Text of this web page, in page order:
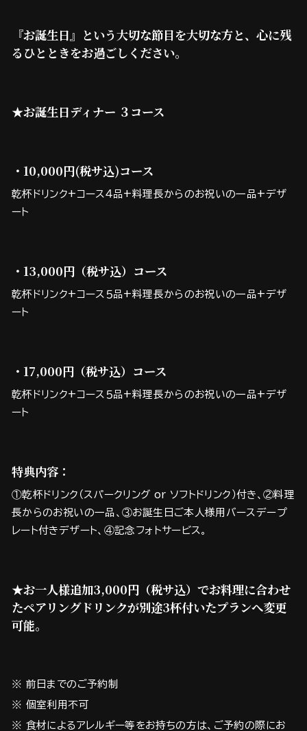
『お誕生日』という大切な節目を大切な方と、心に残
るひとときをお過ごしください。
★お誕生日ディナー ３コース
・10,000円(税サ込)コース
乾杯ドリンク+コース４品+料理長からのお祝いの一品+デザ
ート
・13,000円（税サ込）コース
乾杯ドリンク+コース５品+料理長からのお祝いの一品+デザ
ート
・17,000円（税サ込）コース
乾杯ドリンク+コース５品+料理長からのお祝いの一品+デザ
ート
特典内容：
①乾杯ドリンク（スパークリング or ソフトドリンク）付き、②料理
長からのお祝いの一品、③お誕生日ご本人様用バースデープ
レート付きデザート、④記念フォトサービス。
★お一人様追加3,000円（税サ込）でお料理に合わせ
たペアリングドリンクが別途3杯付いたプランへ変更
可能。
※ 前日までのご予約制
※ 個室利用不可
※ 食材によるアレルギー等をお持ちの方は、ご予約の際にお